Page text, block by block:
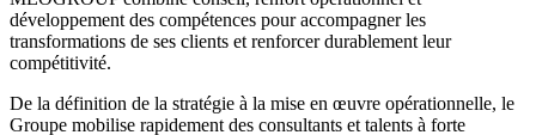
développement des compétences pour accompagner les
transformations de ses clients et renforcer durablement leur
compétitivité.
De la définition de la stratégie à la mise en œuvre opérationnelle, le
Groupe mobilise rapidement des consultants et talents à forte